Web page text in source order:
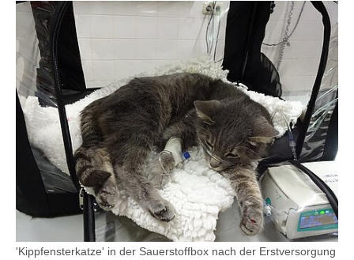
'Kippfensterkatze' in der Sauerstoffbox nach der Erstversorgung